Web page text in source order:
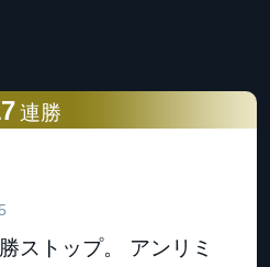
連勝
ストップ。 アンリミ